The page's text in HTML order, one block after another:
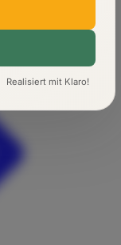
Realisiert mit Klaro!